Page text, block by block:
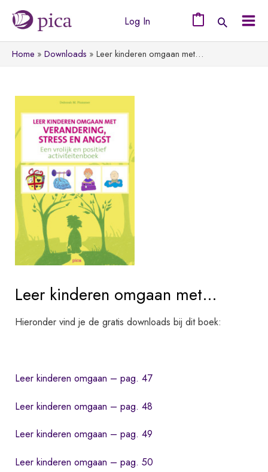
naar
de
inhoud
Log In
Home Downloads Leer kinderen omgaan met…
Leer kinderen omgaan met…
Hieronder vind je de gratis downloads bij dit boek:
Leer kinderen omgaan – pag. 47
Leer kinderen omgaan – pag. 48
Leer kinderen omgaan – pag. 49
Leer kinderen omgaan – pag. 50